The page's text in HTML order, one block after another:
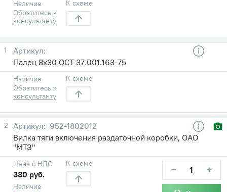
Наличие
Обратитесь к
консультанту
К схеме
1
Палец 8х30 ОСТ 37.001.163-75
Наличие
Обратитесь к
консультанту
К схеме
2
952-1802012
Вилка тяги включения раздаточной коробки, ОАО
"МТЗ"
Наличие
Цена с НДС
380 руб.
К схеме − +